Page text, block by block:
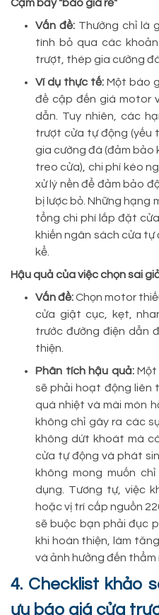
Cạm bẫy "báo giá rẻ"
Vấn đề: Thường chỉ là
tình bỏ qua các
trượt, thép gia cường
Ví dụ thực tế: Một báo
đề cập đến giá motor
dẫn. Tuy nhiên, các
trượt cửa tự động (yếu
gia cường đà (đảm bảo
treo cửa), chi phí kéo
xử lý nền để đảm bảo
bị lược bỏ. Những hạng
tổng chi phí lắp đặt
khiến ngân sách cửa
kể.
Hậu quả của việc chọn sai
Vấn đề:Chọn motor
cửa giật cục, kẹt,
trước đường điện dẫn
thiện.
Phân tích hậu quả:
sẽ phải hoạt động liên
quá nhiệt và mài mòn
không chỉ gây ra các
không dứt khoát mà
cửa tự động và phát
không mong muốn
dụng. Tương tự, việc
hoặc vị trí cấp nguồn
sẽ buộc bạn phải đục
khi hoàn thiện, làm
và ảnh hưởng đến thẩm
4. Checklist khảo
ưu báo giá cửa